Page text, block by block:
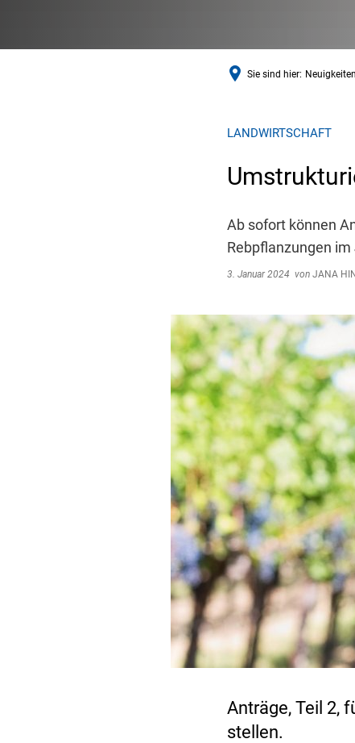
Sie sind hier: Neuigkeiten
LANDWIRTSCHAFT
Ab sofort können
Rebpflanzungen
3. Januar 2024 von JANA
Anträge, Teil 2,
stellen.